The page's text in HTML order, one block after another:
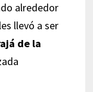
alrededor
llevó a ser
de la